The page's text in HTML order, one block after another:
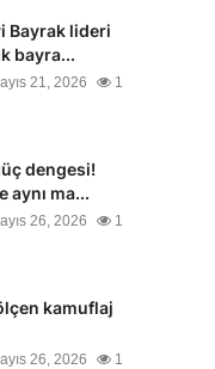
Bayrak lideri
bayra...
21, 2026 1
dengesi!
aynı ma...
26, 2026 1
kamuflaj
26, 2026 1